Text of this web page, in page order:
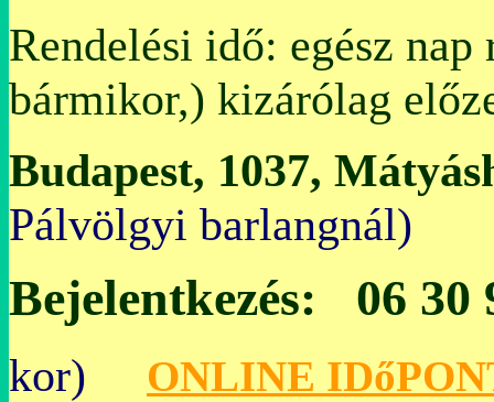
Rendelési idő: egész nap
bármikor,) kizárólag
Budapest, 1037,
Pálvölgyi
Bejelentkezés: 06 30
kor) ONLINE